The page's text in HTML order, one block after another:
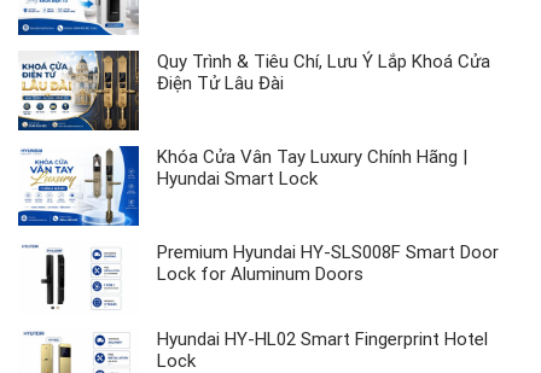
Quy Trình & Tiêu Chí, Lưu Ý Lắp Khoá Cửa
Điện Tử Lâu Đài
Khóa Cửa Vân Tay Luxury Chính Hãng |
Hyundai Smart Lock
Premium Hyundai HY-SLS008F Smart Door
Lock for Aluminum Doors
Hyundai HY-HL02 Smart Fingerprint Hotel
Lock